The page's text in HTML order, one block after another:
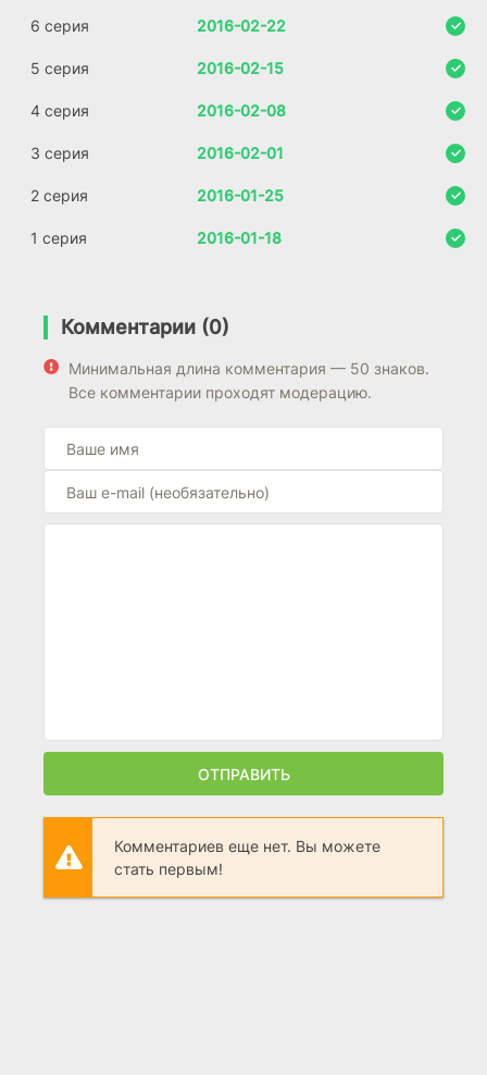
6 серия 2016-02-22
5 серия 2016-02-15
4 серия 2016-02-08
3 серия 2016-02-01
2 серия 2016-01-25
1 серия 2016-01-18
Комментарии (0)
Минимальная длина комментария — 50 знаков.
Все комментарии проходят модерацию.
ОТПРАВИТЬ
Комментариев еще нет. Вы можете
стать первым!